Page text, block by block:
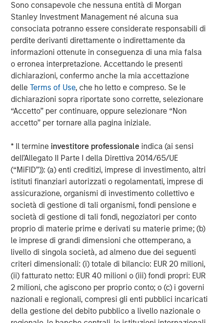
Sono consapevole che nessuna entità di Morgan
Stanley Investment Management né alcuna sua
consociata potranno essere considerate responsabili di
perdite derivanti direttamente o indirettamente da
informazioni ottenute in conseguenza di una mia falsa
o erronea interpretazione. Accettando le presenti
dichiarazioni, confermo anche la mia accettazione
delleTerms of Use, che ho letto e compreso. Se le
dichiarazioni sopra riportate sono corrette, selezionare
“Accetto” per continuare, oppure selezionare “Non
accetto” per tornare alla pagina iniziale.
* Il termine investitore professionale indica (ai sensi
dell’Allegato II Parte I della Direttiva 2014/65/UE
(“MiFID”)): (a) enti creditizi, imprese di investimento, altri
istituti finanziari autorizzati o regolamentati, imprese di
assicurazione, organismi di investimento collettivo e
società di gestione di tali organismi, fondi pensione e
società di gestione di tali fondi, negoziatori per conto
proprio di materie prime e derivati su materie prime; (b)
le imprese di grandi dimensioni che ottemperano, a
livello di singola società, ad almeno due dei seguenti
criteri dimensionali: (i) totale di bilancio: EUR 20 milioni,
(ii) fatturato netto: EUR 40 milioni o (iii) fondi propri: EUR
2 milioni, che agiscono per proprio conto; o (c) i governi
nazionali e regionali, compresi gli enti pubblici incaricati
della gestione del debito pubblico a livello nazionale o
trend. While the flows were negative overall, local
currency funds had net positive inflows of $1.4 billion,
compared with negative $5.1 billion for hard currency
funds, which are denominated in USD. In both fund
categories, outflows were heavy in April but turned
positive in May and June.
Downward rate pressure
The tariff uncertainty also contributed downward
pressure on EM interest rates, as Trump’s announcements
projections fell for EM growth and inflation. While the U.S.
Federal Reserve held rates steady in June, EM central
banks continued to cut rates, as did the ECB and several
developed market central banks.
EM debt investors also appeared to shrug off the potential
trade war between the U.S. and China. While many
countries tried to negotiate after Trump’s tariff salvo,
China came back with reciprocal tariffs – threatened
levels reached 145% on Chinese goods and 125% on U.S.
goods, before a truce was called. Yet the tension remains,
as both countries accused each other of violating the
truce.
Similarly, continuing violence in the Mideast and Europe
failed to significantly rattle world markets, even as